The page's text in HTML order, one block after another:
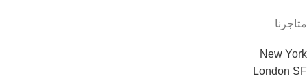
متاجرنا
New York
London SF